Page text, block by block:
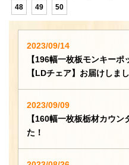
48
49 50
2023/09/14
【196幅一枚板モンキーポ
【LDチェア】お届けしま
2023/09/09
【160幅一枚板栃材カウ
た！